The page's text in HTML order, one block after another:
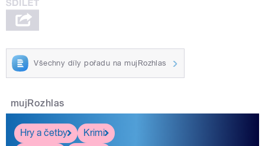
Všechny díly pořadu na mujRozhlas
mujRozhlas
Hry a četby
Krimi